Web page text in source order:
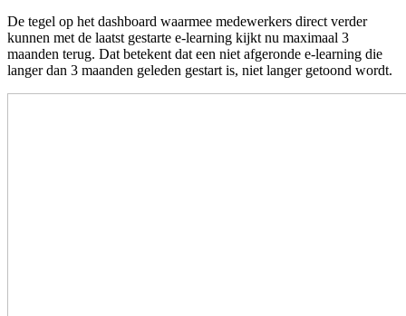
De tegel op het dashboard waarmee medewerkers direct verder
kunnen met de laatst gestarte e-learning kijkt nu maximaal 3
maanden terug. Dat betekent dat een niet afgeronde e-learning die
langer dan 3 maanden geleden gestart is, niet langer getoond wordt.